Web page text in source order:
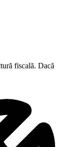
fiscală. Dacă